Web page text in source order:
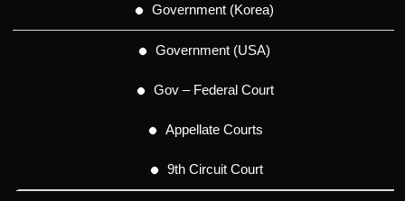
Government (Korea)
Government (USA)
Gov – Federal Court
Appellate Courts
9th Circuit Court